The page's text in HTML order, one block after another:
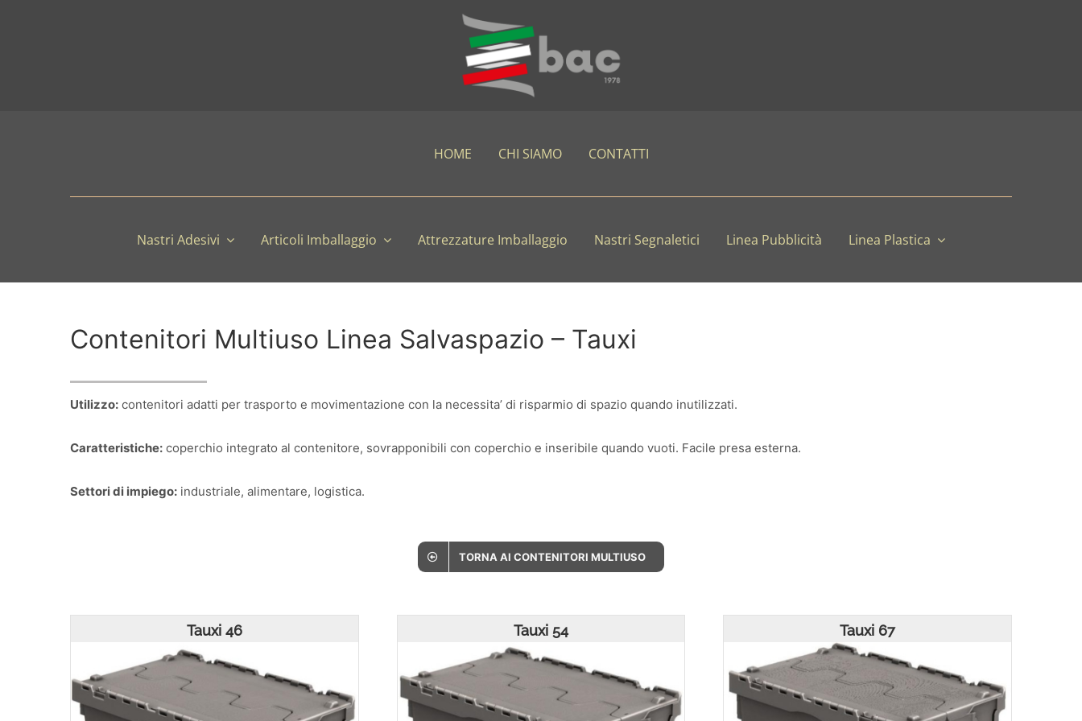
HOME CHI SIAMO CONTATTI
Nastri Adesivi Articoli Imballaggio Attrezzature Imballaggio Nastri Segnaletici Linea Pubblicità Linea Plastica
Contenitori Multiuso Linea Salvaspazio – Tauxi
Utilizzo:contenitori adatti per trasporto e movimentazione con la necessita’ di risparmio di spazio quando inutilizzati.
Caratteristiche:coperchio integrato al contenitore, sovrapponibili con coperchio e inseribile quando vuoti. Facile presa esterna.
Settori di impiego:industriale, alimentare, logistica.
TORNA AI CONTENITORI MULTIUSO
Tauxi 46 Tauxi 54 Tauxi 67